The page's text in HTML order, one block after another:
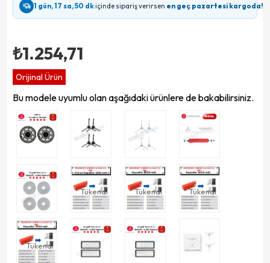
1 gün, 17 sa, 50 dkiçinde sipariş verirsen en geç pazartesi kargoda!
₺1.254,71
Orijinal Ürün
Bu modele uyumlu olan aşağıdaki ürünlere de bakabilirsiniz.
Tükendi Tükendi Tükendi
Tükendi